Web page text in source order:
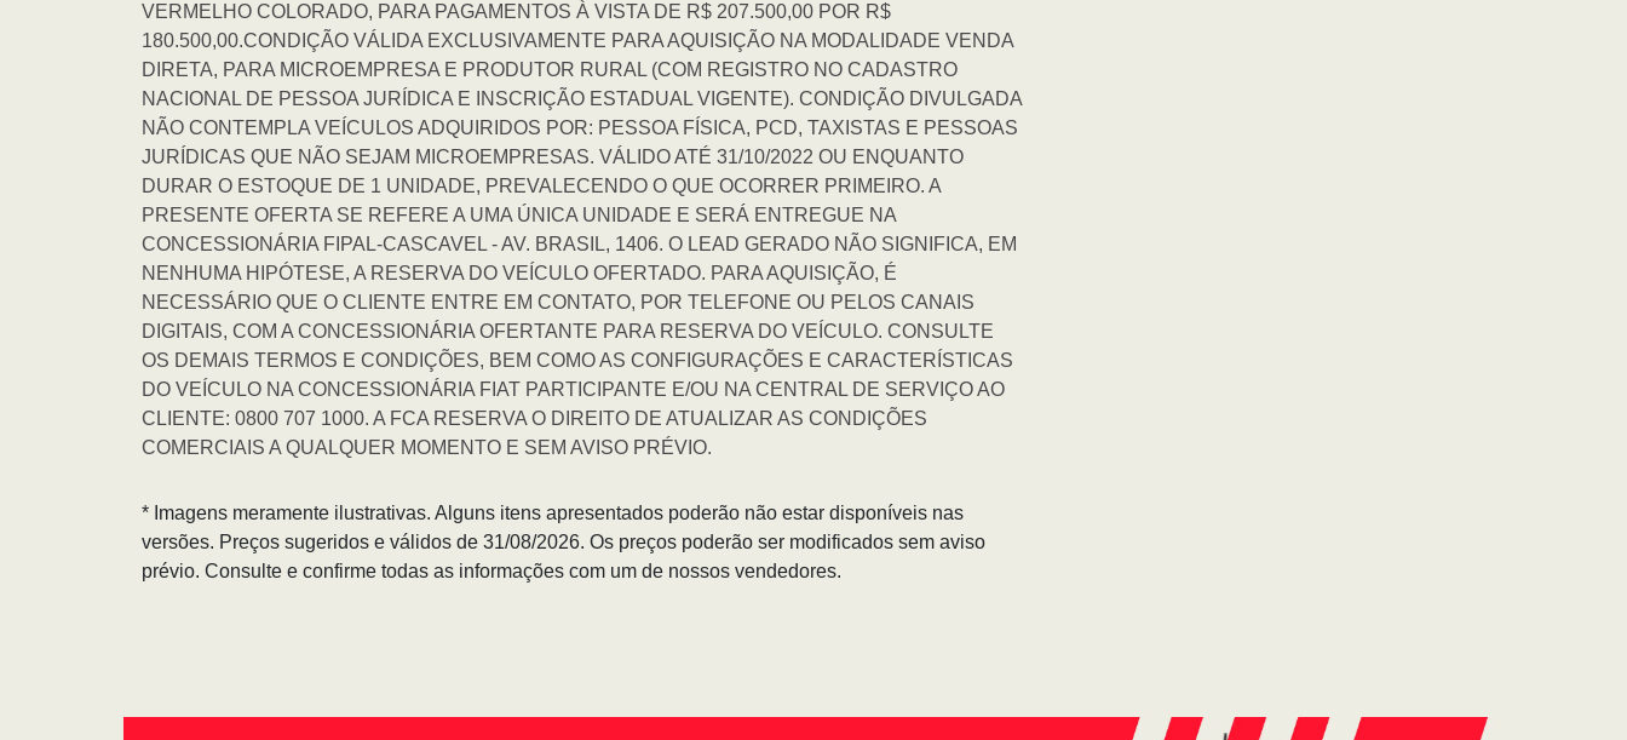
VERMELHO COLORADO, PARA PAGAMENTOS À VISTA DE R$ 207.500,00 POR R$
180.500,00.CONDIÇÃO VÁLIDA EXCLUSIVAMENTE PARA AQUISIÇÃO NA MODALIDADE VENDA
DIRETA, PARA MICROEMPRESA E PRODUTOR RURAL (COM REGISTRO NO CADASTRO
NACIONAL DE PESSOA JURÍDICA E INSCRIÇÃO ESTADUAL VIGENTE). CONDIÇÃO DIVULGADA
NÃO CONTEMPLA VEÍCULOS ADQUIRIDOS POR: PESSOA FÍSICA, PCD, TAXISTAS E PESSOAS
JURÍDICAS QUE NÃO SEJAM MICROEMPRESAS. VÁLIDO ATÉ 31/10/2022 OU ENQUANTO
DURAR O ESTOQUE DE 1 UNIDADE, PREVALECENDO O QUE OCORRER PRIMEIRO. A
PRESENTE OFERTA SE REFERE A UMA ÚNICA UNIDADE E SERÁ ENTREGUE NA
CONCESSIONÁRIA FIPAL-CASCAVEL - AV. BRASIL, 1406. O LEAD GERADO NÃO SIGNIFICA, EM
NENHUMA HIPÓTESE, A RESERVA DO VEÍCULO OFERTADO. PARA AQUISIÇÃO, É
NECESSÁRIO QUE O CLIENTE ENTRE EM CONTATO, POR TELEFONE OU PELOS CANAIS
DIGITAIS, COM A CONCESSIONÁRIA OFERTANTE PARA RESERVA DO VEÍCULO. CONSULTE
OS DEMAIS TERMOS E CONDIÇÕES, BEM COMO AS CONFIGURAÇÕES E CARACTERÍSTICAS
DO VEÍCULO NA CONCESSIONÁRIA FIAT PARTICIPANTE E/OU NA CENTRAL DE SERVIÇO AO
CLIENTE: 0800 707 1000. A FCA RESERVA O DIREITO DE ATUALIZAR AS CONDIÇÕES
COMERCIAIS A QUALQUER MOMENTO E SEM AVISO PRÉVIO.
* Imagens meramente ilustrativas. Alguns itens apresentados poderão não estar disponíveis nas
versões. Preços sugeridos e válidos de 31/08/2026. Os preços poderão ser modificados sem aviso
prévio. Consulte e confirme todas as informações com um de nossos vendedores.